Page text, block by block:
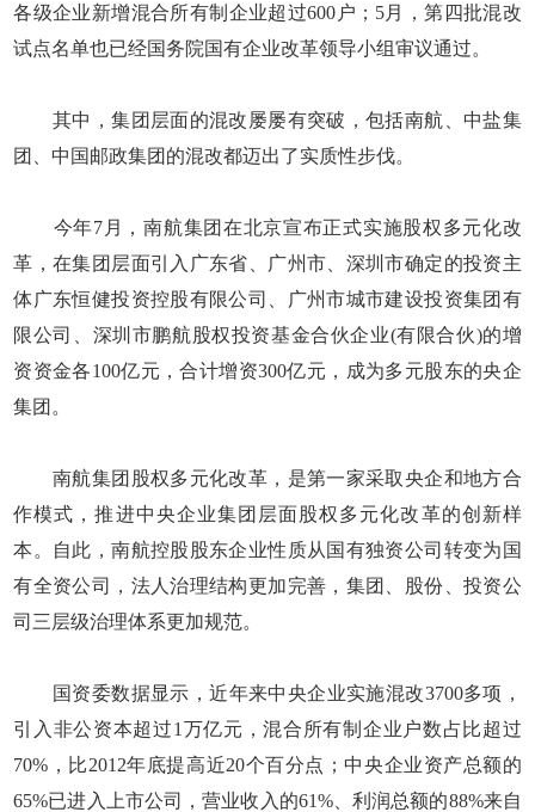
各级企业新增混合所有制企业超过600户；5月，第四批混改
试点名单也已经国务院国有企业改革领导小组审议通过。
其中，集团层面的混改屡屡有突破，包括南航、中盐集
团、中国邮政集团的混改都迈出了实质性步伐。
今年7月，南航集团在北京宣布正式实施股权多元化改
革，在集团层面引入广东省、广州市、深圳市确定的投资主
体广东恒健投资控股有限公司、广州市城市建设投资集团有
限公司、深圳市鹏航股权投资基金合伙企业(有限合伙)的增
资资金各100亿元，合计增资300亿元，成为多元股东的央企
集团。
南航集团股权多元化改革，是第一家采取央企和地方合
作模式，推进中央企业集团层面股权多元化改革的创新样
本。自此，南航控股股东企业性质从国有独资公司转变为国
有全资公司，法人治理结构更加完善，集团、股份、投资公
司三层级治理体系更加规范。
国资委数据显示，近年来中央企业实施混改3700多项，
引入非公资本超过1万亿元，混合所有制企业户数占比超过
70%，比2012年底提高近20个百分点；中央企业资产总额的
65%已进入上市公司，营业收入的61%、利润总额的88%来自